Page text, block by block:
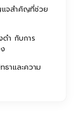
แจสำคัญที่ช่วย
ำ กับการ
าและความ